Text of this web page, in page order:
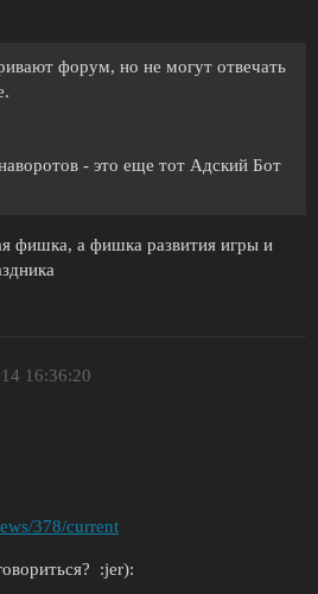
форум, но не могут отвечать
- это еще тот Адский Бот
фишка, а фишка развития игры и
16:36:20
378/current
:jer):